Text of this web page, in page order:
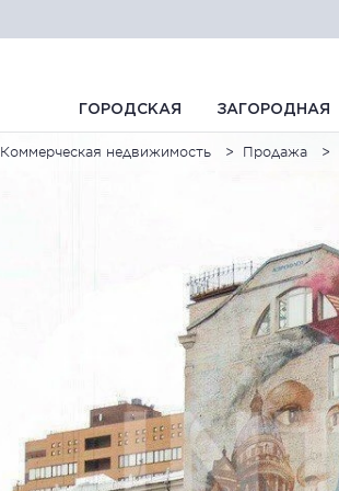
ГОРОДСКАЯ ЗАГОРОДНАЯ
Коммерческая недвижимость Продажа